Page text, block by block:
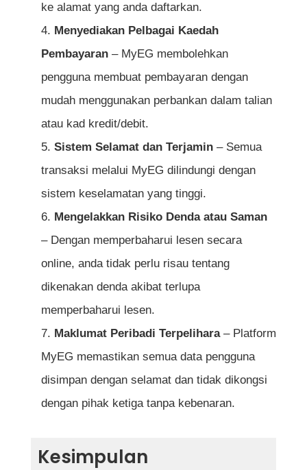
ke alamat yang anda daftarkan.
Menyediakan Pelbagai Kaedah
Pembayaran– MyEG membolehkan
pengguna membuat pembayaran dengan
mudah menggunakan perbankan dalam talian
atau kad kredit/debit.
Sistem Selamat dan Terjamin– Semua
transaksi melalui MyEG dilindungi dengan
sistem keselamatan yang tinggi.
Mengelakkan Risiko Denda atau Saman
– Dengan memperbaharui lesen secara
online, anda tidak perlu risau tentang
dikenakan denda akibat terlupa
memperbaharui lesen.
Maklumat Peribadi Terpelihara– Platform
MyEG memastikan semua data pengguna
disimpan dengan selamat dan tidak dikongsi
dengan pihak ketiga tanpa kebenaran.
Kesimpulan